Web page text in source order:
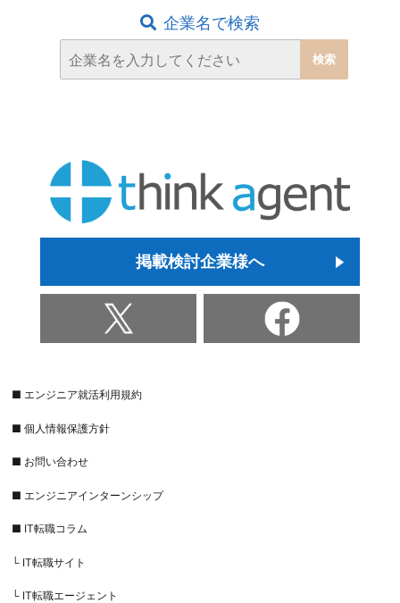
企業名で検索
掲載検討企業様へ
■ エンジニア就活利用規約
■ 個人情報保護方針
■ お問い合わせ
■ エンジニアインターンシップ
■ IT転職コラム
└ IT転職サイト
└ IT転職エージェント